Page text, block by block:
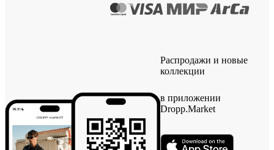
Распродажи и новые
коллекции
в приложении
Dropp.Market